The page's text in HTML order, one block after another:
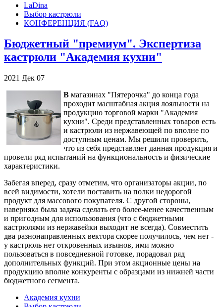
LaDina
Выбор кастрюли
КОНФЕРЕНЦИЯ (FAQ)
Бюджетный "премиум". Экспертиза
кастрюли "Академия кухни"
2021 Дек 07
В магазинах "Пятерочка" до конца года
проходит масштабная акция лояльности на
продукцию торговой марки "Академия
кухни". Среди представленных товаров есть
и кастрюли из нержавеющей по вполне по
доступным ценам. Мы решили проверить,
что из себя представляет данная продукция и
провели ряд испытаний на функциональность и физические
характеристики.
Забегая вперед, сразу отметим, что организаторы акции, по
всей видимости, хотели поставить на полки недорогой
продукт для массового покупателя. С другой стороны,
наверняка была задача сделать его более-менее качественным
и пригодным для использования (что с бюджетными
кастрюлями из нержавейки выходит не всегда). Совместить
два разнонаправленных вектора скорее получилось, чем нет -
у кастрюль нет откровенных изъянов, ими можно
пользоваться в повседневной готовке, порадовал ряд
дополнительных функций. При этом акционные цены на
продукцию вполне конкуренты с образцами из нижней части
бюджетного сегмента.
Академия кухни